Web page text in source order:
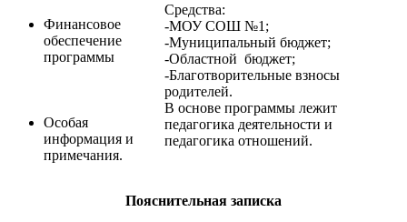
Финансовое
обеспечение
программы
Средства:
-МОУ СОШ №1;
-Муниципальный бюджет;
-Областной бюджет;
-Благотворительные взносы
родителей.
Особая
информация и
примечания.
В основе программы лежит
педагогика деятельности и
педагогика отношений.
Пояснительная записка